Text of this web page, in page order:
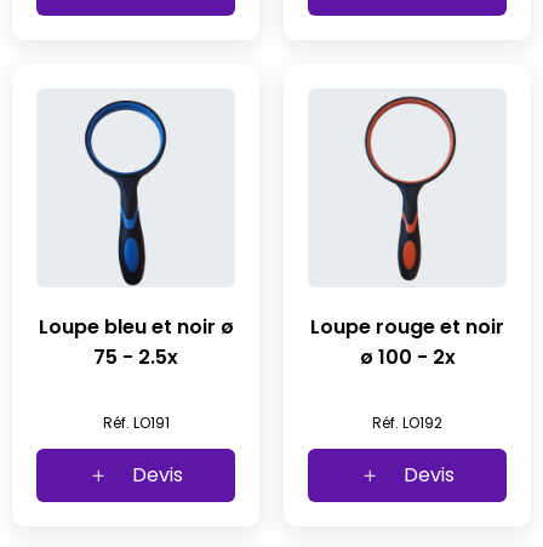
Loupe bleu et noir ø
75 - 2.5x
Réf. LO191
Devis
Loupe rouge et noir
ø 100 - 2x
Réf. LO192
Devis